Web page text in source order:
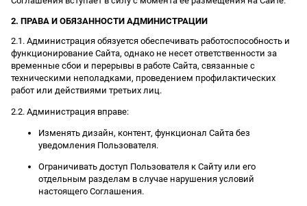
2. ПРАВА И ОБЯЗАННОСТИ АДМИНИСТРАЦИИ
2.1. Администрация обязуется обеспечивать работоспособность и
функционирование Сайта, однако не несет ответственности за
временные сбои и перерывы в работе Сайта, связанные с
техническими неполадками, проведением профилактических
работ или действиями третьих лиц.
2.2. Администрация вправе:
Изменять дизайн, контент, функционал Сайта без
уведомления Пользователя.
Ограничивать доступ Пользователя к Сайту или его
отдельным разделам в случае нарушения условий
настоящего Соглашения.